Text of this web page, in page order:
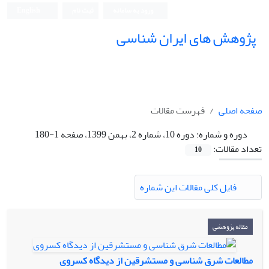
پژوهش های ایران شناسی
صفحه اصلی
فهرست مقالات
دوره و شماره:دوره 10، شماره 2، بهمن 1399، صفحه 1-180
تعداد مقالات:
10
فایل کلی مقالات این شماره
مقاله پژوهشی
مطالعات شرق شناسی و مستشرقین از دیدگاه کسروی